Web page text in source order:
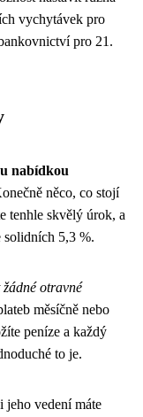
vychytávek pro
pro 21.
nabídkou
něco, co stojí
tenhle skvělý úrok, a
solidních 5,3 %.
otravné
měsíčně nebo
peníze a každý
to je.
jeho vedení máte